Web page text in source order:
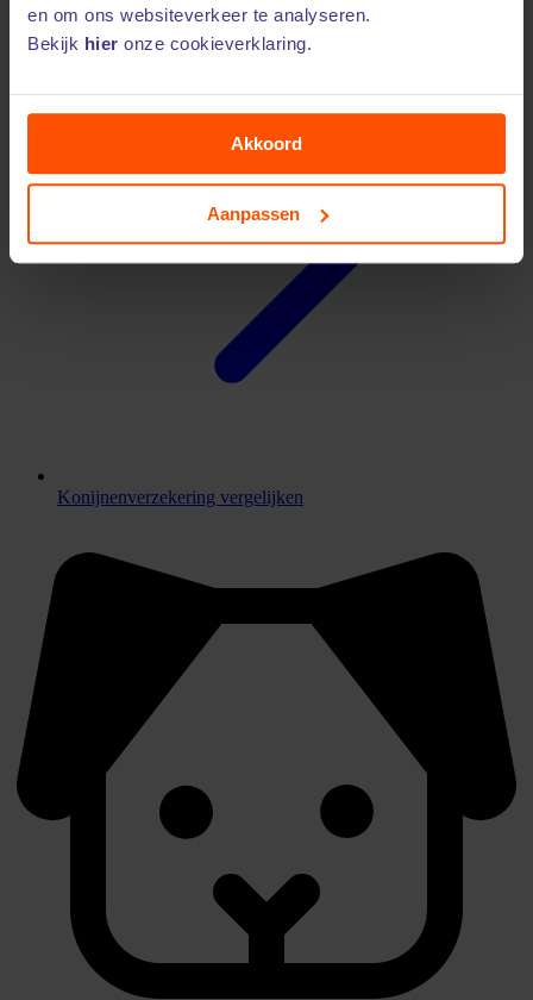
en om ons websiteverkeer te analyseren.
Bekijk hier onze cookieverklaring.
Akkoord
Aanpassen
Papegaaienverzekering vergelijken
Konijnenverzekering vergelijken